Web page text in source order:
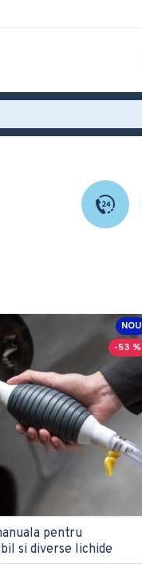
NOU
-53 %
pentru
si diverse lichide